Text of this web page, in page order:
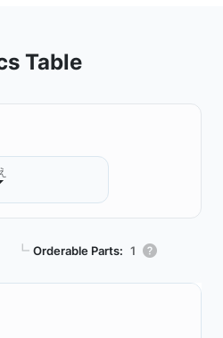
Table
┗ Orderable Parts: 1